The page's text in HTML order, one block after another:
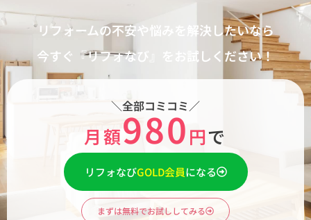
リフォームの不安や悩みを解決したいなら
今すぐ『リフォなび』をお試しください！
＼全部コミコミ／
月額980円で
リフォなびGOLD会員になる
まずは無料でお試ししてみる